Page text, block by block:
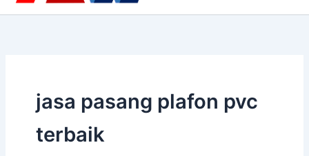
jasa pasang plafon pvc
terbaik